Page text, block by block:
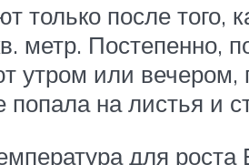
только после того,
метр. Постепенно,
утром или вечером,
попала на листья и
для роста